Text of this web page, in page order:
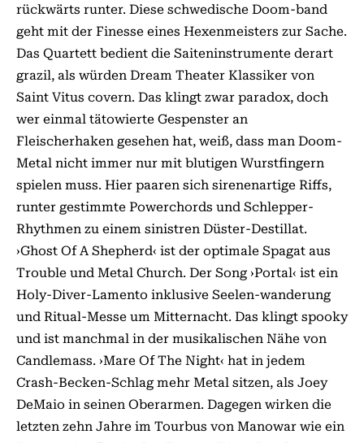
rückwärts runter. Diese schwedische Doom-band
geht mit der Finesse eines Hexenmeisters zur Sache.
Das Quartett bedient die Saiteninstrumente derart
grazil, als würden Dream Theater Klassiker von
Saint Vitus covern. Das klingt zwar paradox, doch
wer einmal tätowierte Gespenster an
Fleischerhaken gesehen hat, weiß, dass man Doom-
Metal nicht immer nur mit blutigen Wurstfingern
spielen muss. Hier paaren sich sirenenartige Riffs,
runter gestimmte Powerchords und Schlepper-
Rhythmen zu einem sinistren Düster-Destillat.
›Ghost Of A Shepherd‹ ist der optimale Spagat aus
Trouble und Metal Church. Der Song ›Portal‹ ist ein
Holy-Diver-Lamento inklusive Seelen-wanderung
und Ritual-Messe um Mitternacht. Das klingt spooky
und ist manchmal in der musikalischen Nähe von
Candlemass. ›Mare Of The Night‹ hat in jedem
Crash-Becken-Schlag mehr Metal sitzen, als Joey
DeMaio in seinen Oberarmen. Dagegen wirken die
letzten zehn Jahre im Tourbus von Manowar wie ein